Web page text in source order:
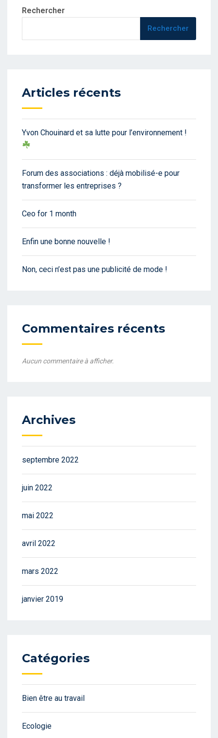
Rechercher
Rechercher
Articles récents
Yvon Chouinard et sa lutte pour l’environnement !
Forum des associations : déjà mobilisé-e pour
transformer les entreprises ?
Ceo for 1 month
Enfin une bonne nouvelle !
Non, ceci n’est pas une publicité de mode !
Commentaires récents
Aucun commentaire à afficher.
Archives
septembre 2022
juin 2022
mai 2022
avril 2022
mars 2022
janvier 2019
Catégories
Bien être au travail
Ecologie